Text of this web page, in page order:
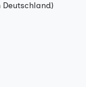
Deutschland)